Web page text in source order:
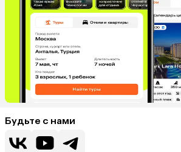
Будьте с нами